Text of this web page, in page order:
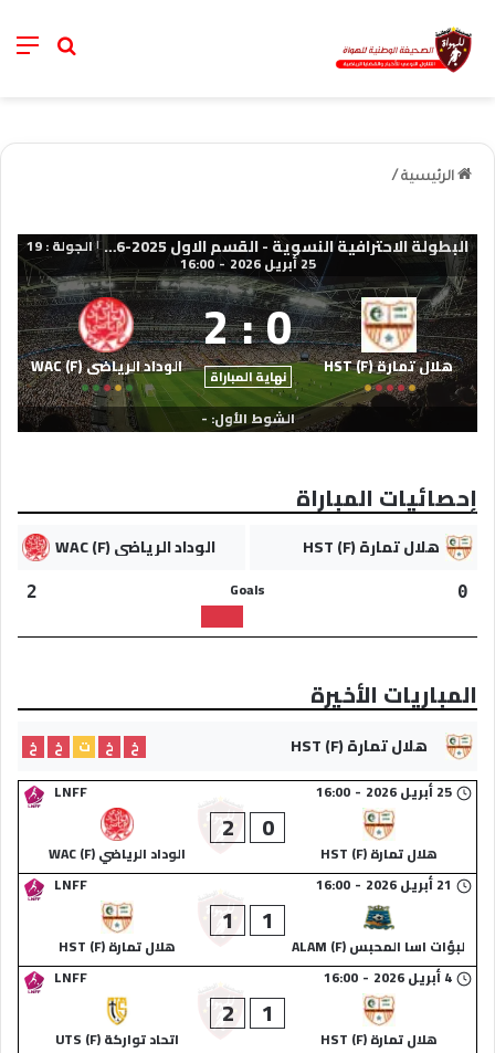
خانة
الرئيسية /
البطولة الاحترافية النسوية - القسم الاول 2025-2026 | الجولة : 19
25 أبريل 2026 -
16:00
هلال تمارة (F) HST 0
:
2
نهاية المباراة الوداد الرياضي (F) WAC
الشوط الأول: -
إحصائيات المباراة
هلال تمارة (F) HST الوداد الرياضي (F) WAC
0
Goals
2
المباريات الأخيرة
هلال تمارة (F) HST خ خ ت خ
خ
LNFF
25 أبريل 2026 -
16:00
هلال تمارة (F) HST
0
2
الوداد الرياضي (F) WAC
LNFF
21 أبريل 2026 -
16:00
لبؤات اسا المحبس (F) ALAM
1
1
هلال تمارة (F) HST
LNFF
4 أبريل 2026 -
16:00
هلال تمارة (F) HST
1
2
اتحاد تواركة (F) UTS